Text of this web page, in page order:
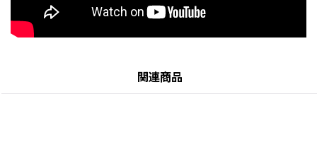
関連商品